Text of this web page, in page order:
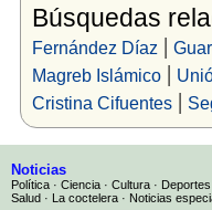
Búsquedas
Fernández Díaz |
Magreb Islámico|
Cristina Cifuentes|
Noticias
Política · Ciencia · Cultura · Deportes
Salud · La coctelera · Noticias